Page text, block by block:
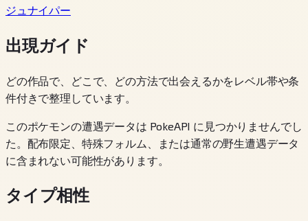
ジュナイパー
出現ガイド
どの作品で、どこで、どの方法で出会えるかをレベル帯や条
件付きで整理しています。
このポケモンの遭遇データは PokeAPI に見つかりませんでし
た。配布限定、特殊フォルム、または通常の野生遭遇データ
に含まれない可能性があります。
タイプ相性